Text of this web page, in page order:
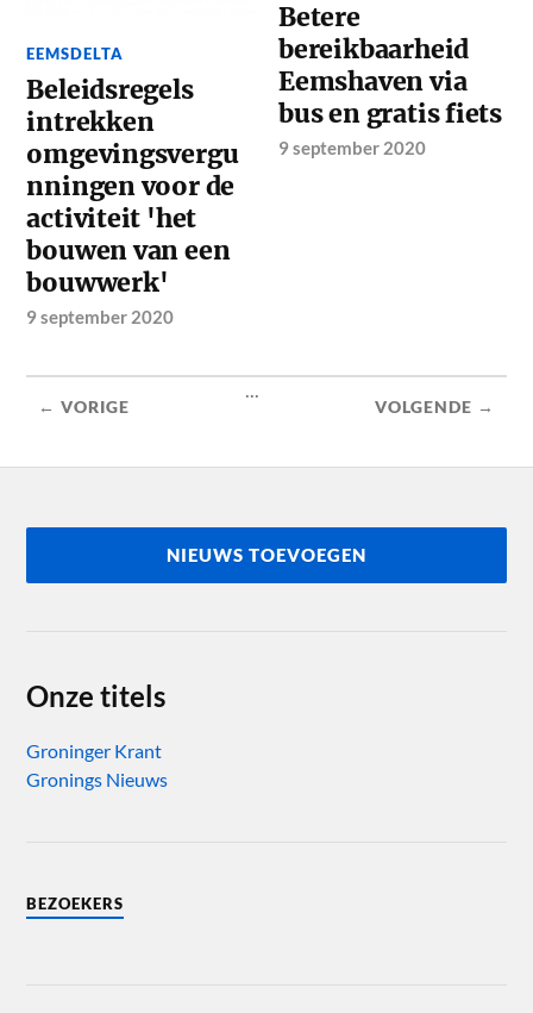
EEMSDELTA
Beleidsregels
intrekken
omgevingsvergu
nningen voor de
activiteit 'het
bouwen van een
bouwwerk'
9 september 2020
Betere
bereikbaarheid
Eemshaven via
bus en gratis fiets
9 september 2020
← VORIGE
...
VOLGENDE →
NIEUWS TOEVOEGEN
Onze titels
Groninger Krant
Gronings Nieuws
BEZOEKERS